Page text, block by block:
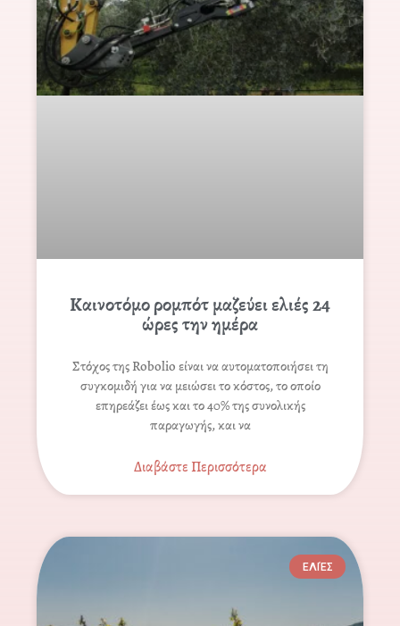
Καινοτόμο ρομπότ μαζεύει ελιές 24
ώρες την ημέρα
Στόχος της Robolio είναι να αυτοματοποιήσει τη
συγκομιδή για να μειώσει το κόστος, το οποίο
επηρεάζει έως και το 40% της συνολικής
παραγωγής, και να
Διαβάστε Περισσότερα
ΕΛΙΈΣ